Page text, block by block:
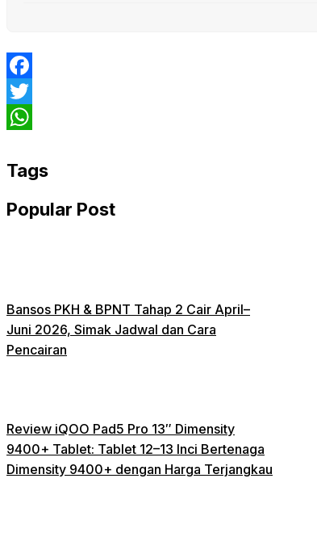
Facebook
Twitter
Tags
Popular Post
Bansos PKH & BPNT Tahap 2 Cair April–
Juni 2026, Simak Jadwal dan Cara
Pencairan
Review iQOO Pad5 Pro 13″ Dimensity
9400+ Tablet: Tablet 12–13 Inci Bertenaga
Dimensity 9400+ dengan Harga Terjangkau